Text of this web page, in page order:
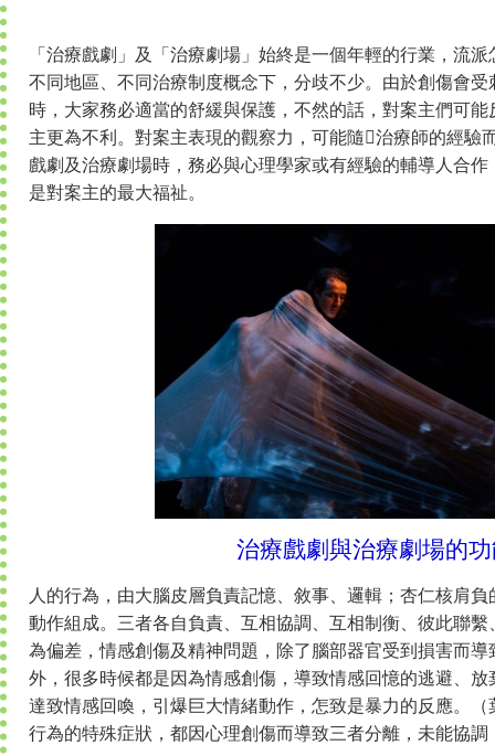
「治療戲劇」及「治療劇場」始終是一個年輕的行業，流
不同地區、不同治療制度概念下，分歧不少。由於創傷會
時，大家務必適當的舒緩與保護，不然的話，對案主們可
主更為不利。對案主表現的觀察力，可能隨治療師的經驗
戲劇及治療劇場時，務必與心理學家或有經驗的輔導人合
是對案主的最大福祉。
治療戲劇與治療劇場的
人的行為，由大腦皮層負責記憶、敘事、邏輯；杏仁核肩
動作組成。三者各自負責、互相協調、互相制衡、彼此聯
為偏差，情感創傷及精神問題，除了腦部器官受到損害而
外，很多時候都是因為情感創傷，導致情感回憶的逃避、
達致情感回喚，引爆巨大情緒動作，怎致是暴力的反應。
行為的特殊症狀，都因心理創傷而導致三者分離，未能協調